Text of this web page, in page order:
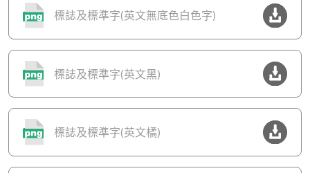
標誌及標準字(英文無底色白色字)
標誌及標準字(英文黑)
標誌及標準字(英文橘)